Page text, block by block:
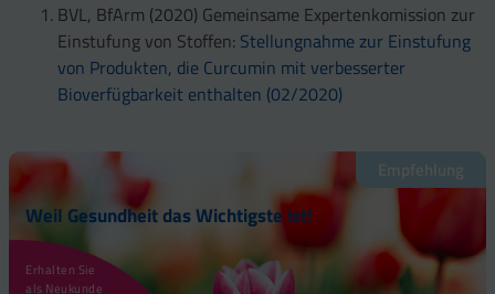
BVL, BfArm (2020) Gemeinsame Expertenkomission zur
Einstufung von Stoffen: Stellungnahme zur Einstufung
von Produkten, die Curcumin mit verbesserter
Bioverfügbarkeit enthalten (02/2020)
Empfehlung
Weil Gesundheit das Wichtigste ist!
Erhalten Sie
als Neukunde